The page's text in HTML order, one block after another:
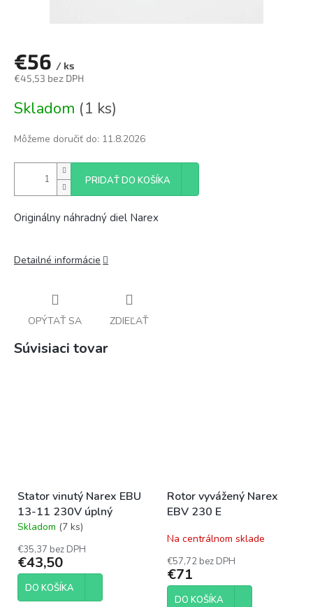
€56 / ks
€45,53 bez DPH
cena:
Skladom (1 ks)
Môžeme doručiť do: 11.8.2026
PRIDAŤ DO KOŠÍKA
Originálny náhradný diel Narex
Detailné informácie
OPÝTAŤ SA ZDIEĽAŤ
Súvisiaci tovar
Stator vinutý Narex EBU
13-11 230V úplný
Priemerné
produktu
je
5,0
Skladom (7 ks)
€35,37 bez DPH
€43,50
DO KOŠÍKA
Rotor vyvážený Narex
EBV 230 E
Na centrálnom sklade
€57,72 bez DPH
€71
DO KOŠÍKA